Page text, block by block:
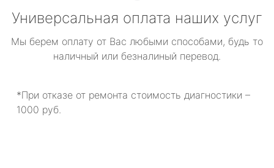
Универсальная оплата наших услуг
Мы берем оплату от Вас любыми способами, будь то
наличный или безналиный перевод.
*При отказе от ремонта стоимость диагностики –
1000 руб.